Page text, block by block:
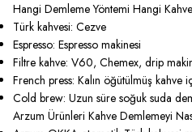
Hangi Demleme Yöntemi Hangi
Türk kahvesi: Cezve
Espresso: Espresso makinesi
Filtre kahve: V60, Chemex, drip
French press: Kalın öğütülmüş kahve
Cold brew: Uzun süre soğuk suda
Arzum Ürünleri Kahve Demlemeyi